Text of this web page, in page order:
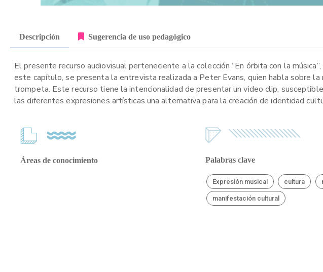
Descripción Sugerencia de uso pedagógico
El presente recurso audiovisual perteneciente a la colección “En órbita con la
este capítulo, se presenta la entrevista realizada a Peter Evans, quien habla sobre
trompeta. Este recurso tiene la intencionalidad de presentar un video clip,
las diferentes expresiones artísticas una alternativa para la creación de identidad
Áreas de conocimiento Palabras clave
Expresión musical cultura
manifestación cultural